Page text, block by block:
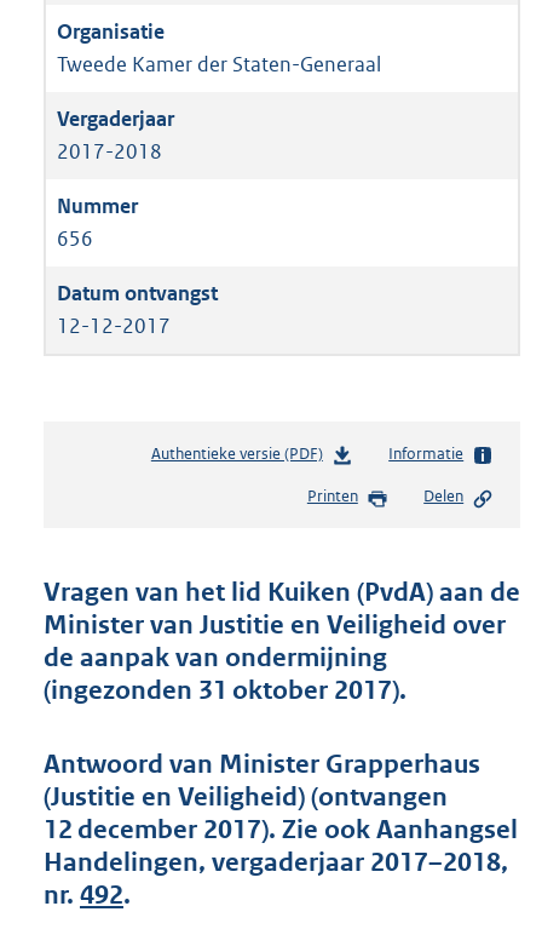
Tweede Kamer der Staten-Generaal
2017-2018
656
12-12-2017
Authentieke versie (PDF)b
s
d
s
g
r
t
e
:
4
Informatie
Printen Delen
Vragen van het lid Kuiken (PvdA) aan de
Minister van Justitie en Veiligheid over
de aanpak van ondermijning
(ingezonden 31 oktober 2017).
Antwoord van Minister Grapperhaus
(Justitie en Veiligheid) (ontvangen
12 december 2017). Zie ook Aanhangsel
Handelingen, vergaderjaar 2017–2018,
nr. 492.